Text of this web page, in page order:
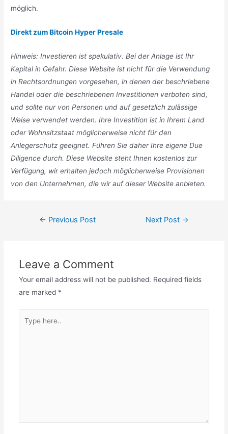
möglich.
Direkt zum Bitcoin Hyper Presale
Hinweis: Investieren ist spekulativ. Bei der Anlage ist Ihr
Kapital in Gefahr. Diese Website ist nicht für die Verwendung
in Rechtsordnungen vorgesehen, in denen der beschriebene
Handel oder die beschriebenen Investitionen verboten sind,
und sollte nur von Personen und auf gesetzlich zulässige
Weise verwendet werden. Ihre Investition ist in Ihrem Land
oder Wohnsitzstaat möglicherweise nicht für den
Anlegerschutz geeignet. Führen Sie daher Ihre eigene Due
Diligence durch. Diese Website steht Ihnen kostenlos zur
Verfügung, wir erhalten jedoch möglicherweise Provisionen
von den Unternehmen, die wir auf dieser Website anbieten.
Post← Previous Post Next Post →
Leave a Comment
Your email address will not be published. Required fields
are marked *
here..